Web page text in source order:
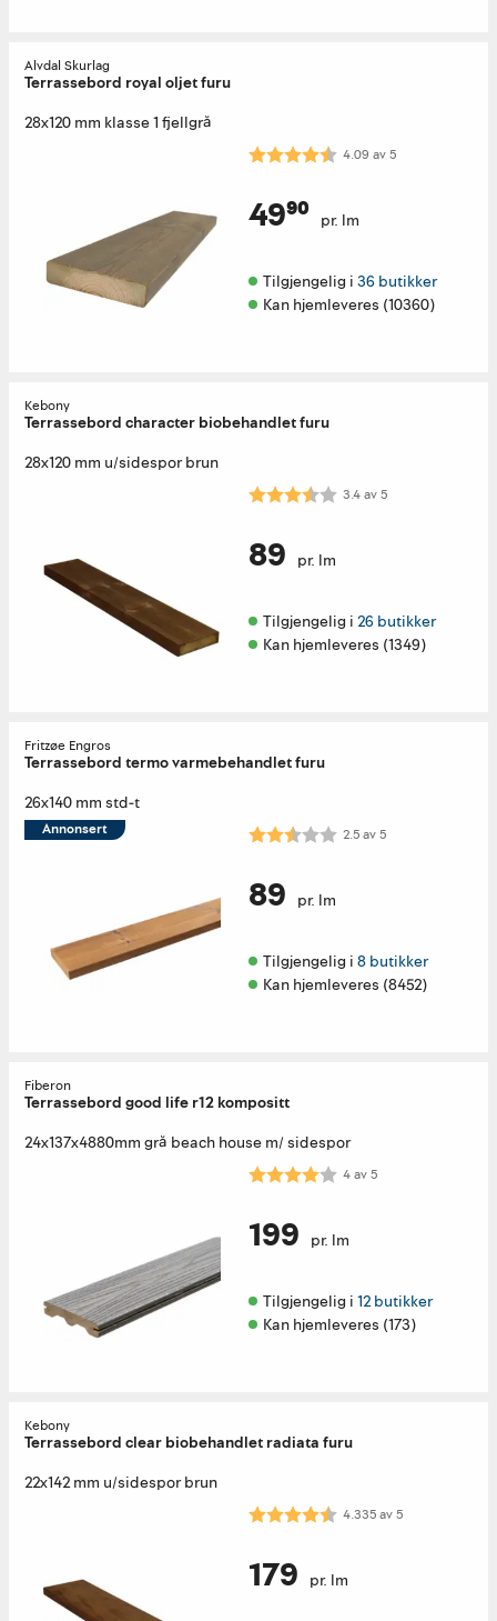
Alvdal Skurlag
Terrassebord royal oljet furu
28x120 mm klasse 1 fjellgrå
Karakter: 4.1 av 5 mulige
4.09 av5
49⁹⁰ pr. lm
Tilgjengelig i 36 butikker
Kan hjemleveres (10360)
Kebony
Terrassebord character biobehandlet furu
28x120 mm u/sidespor brun
Karakter: 3.4 av 5 mulige
3.4av5
89 pr. lm
Tilgjengelig i 26 butikker
Kan hjemleveres (1349)
Fritzøe Engros
Terrassebord termo varmebehandlet furu
26x140 mm std-t
Annonsert Karakter: 2.5 av 5 mulige
2.5av5
89 pr. lm
Tilgjengelig i 8 butikker
Kan hjemleveres (8452)
Fiberon
Terrassebord good life r12 kompositt
24x137x4880mm grå beach house m/ sidespor
Karakter: 4.0 av 5 mulige
4av5
199 pr. lm
Tilgjengelig i 12 butikker
Kan hjemleveres (173)
Kebony
Terrassebord clear biobehandlet radiata furu
22x142 mm u/sidespor brun
Karakter: 4.3 av 5 mulige
4.335av5
179 pr. lm